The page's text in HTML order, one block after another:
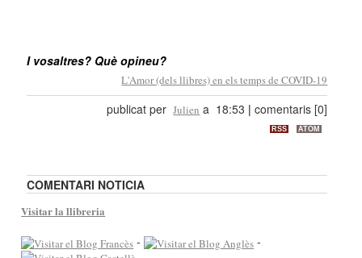
I vosaltres? Què opineu?
L'Amor (dels llibres) en els temps de COVID-19
publicat per Julien a 18:53 |comentaris [0]
RSS ATOM
COMENTARI NOTICIA
Visitar la llibreria
- -